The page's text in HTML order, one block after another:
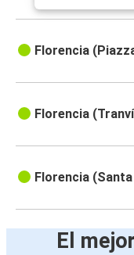
Florencia
Florencia
Florencia
El